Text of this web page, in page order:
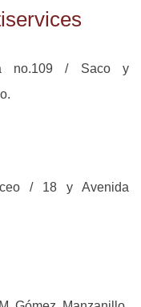
no.109 / Saco y
/ 18 y Avenida